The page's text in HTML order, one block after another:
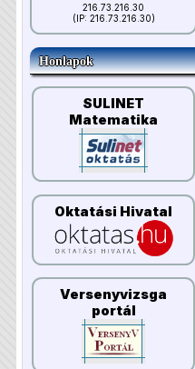
216.73.216.30
(IP: 216.73.216.30)
Honlapok
SULINET
Matematika
Oktatási Hivatal
Versenyvizsga
portál